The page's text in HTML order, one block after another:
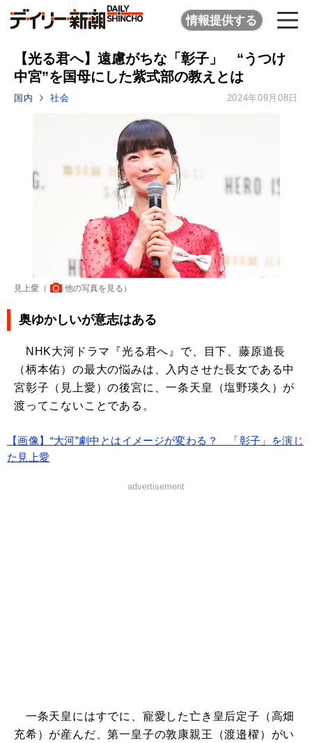
情報提供する
【光る君へ】遠慮がちな「彰子」 “うつけ
中宮”を国母にした紫式部の教えとは
国内 社会 2024年09月08日
見上愛（ 他の写真を見る ）
奥ゆかしいが意志はある
NHK大河ドラマ『光る君へ』で、目下、藤原道長
（柄本佑）の最大の悩みは、入内させた長女である中
宮彰子（見上愛）の後宮に、一条天皇（塩野瑛久）が
渡ってこないことである。
【画像】“大河”劇中とはイメージが変わる？ 「彰子」を演じ
た見上愛
advertisement
一条天皇にはすでに、寵愛した亡き皇后定子（高畑
充希）が産んだ、第一皇子の敦康親王（渡邉櫂）がい